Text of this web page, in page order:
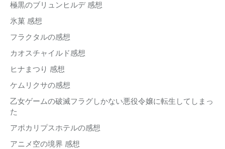
極黒のブリュンヒルデ 感想
氷菓 感想
フラクタルの感想
カオスチャイルド感想
ヒナまつり 感想
ケムリクサの感想
乙女ゲームの破滅フラグしかない悪役令嬢に転生してしまっ
た
アポカリプスホテルの感想
アニメ空の境界 感想